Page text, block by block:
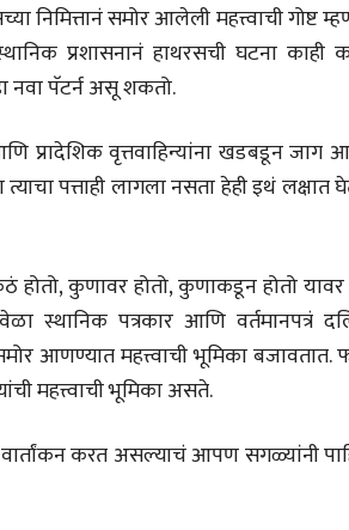
समोर आलेली महत्त्वाची गोष्ट
प्रशासनानं हाथरसची घटना काही
नवा पॅटर्न असू शकतो.
प्रादेशिक वृत्तवाहिन्यांना खडबडून जाग
पत्ताही लागला नसता हेही इथं लक्षात
कुणावर होतो, कुणाकडून होतो यावर
स्थानिक पत्रकार आणि वर्तमानपत्रं
आणण्यात महत्त्वाची भूमिका बजावतात.
महत्त्वाची भूमिका असते.
वार्तांकन करत असल्याचं आपण सगळ्यांनी
मावळतीला
आणि
पेठ, सातारा :
दाभोलकर
फसवणूक आणि
उगवती नोस्कोव्हा,
झुकलेला
भाषण
१५५ सदाशिव पेठ,
लोकविलक्षण
08 Jul 2026
लेख
मतदारांची